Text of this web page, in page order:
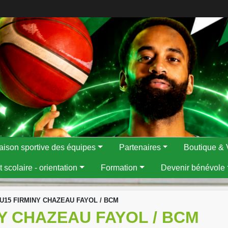
sportive des équipes Partenaires Boutique &
scolaire - orientation Formation Devenir bénévole
FIRMINY CHAZEAU FAYOL / BCM
CHAZEAU FAYOL / BCM